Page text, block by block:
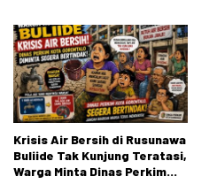
Negeri 1 Kabila
Krisis Air Bersih di Rusunawa
Buliide Tak Kunjung Teratasi,
Warga Minta Dinas Perkim